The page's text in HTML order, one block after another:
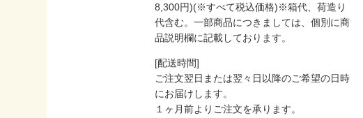
8,300円)(※すべて税込価格)※箱代、荷造り
代含む。一部商品につきましては、個別に商
品説明欄に記載しております。
[配送時間]
ご注文翌日または翌々日以降のご希望の日時
にお届けします。
１ヶ月前よりご注文を承ります。